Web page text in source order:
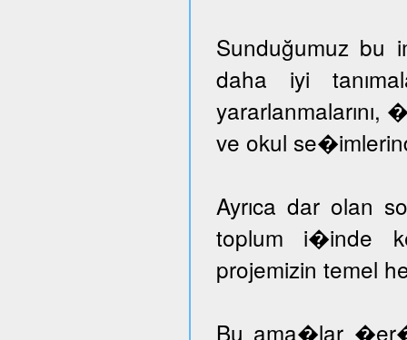
Sunduğumuz bu
daha iyi
yararlanmalarını,
ve okul
Ayrıca dar olan
toplum i�inde
projemizin temel
Bu ama�lar